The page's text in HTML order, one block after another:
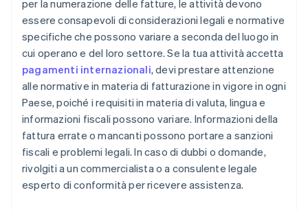
per la numerazione delle fatture, le attività devono
essere consapevoli di considerazioni legali e normative
specifiche che possono variare a seconda del luogo in
cui operano e del loro settore. Se la tua attività accetta
pagamenti internazionali, devi prestare attenzione
alle normative in materia di fatturazione in vigore in ogni
Paese, poiché i requisiti in materia di valuta, lingua e
informazioni fiscali possono variare. Informazioni della
fattura errate o mancanti possono portare a sanzioni
fiscali e problemi legali. In caso di dubbi o domande,
rivolgiti a un commercialista o a consulente legale
esperto di conformità per ricevere assistenza.